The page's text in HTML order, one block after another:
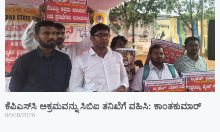
ಕೆಪಿಎಸ್‍ಸಿ ಅಕ್ರಮವನ್ನು ಸಿಬಿಐ ತನಿಖೆಗೆ ವಹಿಸಿ: ಕಾಂತಕುಮಾರ್
06/08/2026